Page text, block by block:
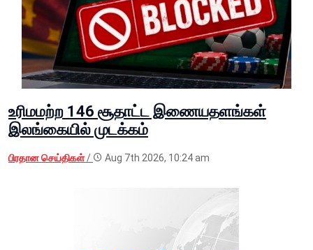
உரிமமற்ற 146 சூதாட்ட இணையதளங்கள்
இலங்கையில் முடக்கம்
பிரதான செய்திகள்/ Aug 7th 2026, 10:24 am